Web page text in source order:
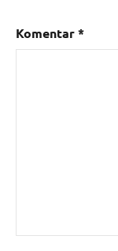
Komentar*